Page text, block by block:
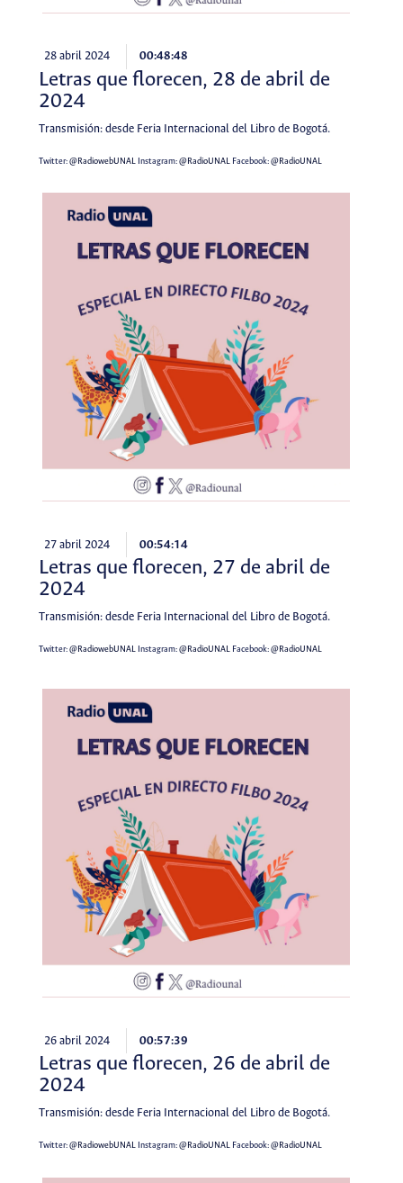
28 abril 2024 00:48:48
Letras que florecen, 28 de abril de
2024
Transmisión: desde Feria Internacional del Libro de Bogotá.
Twitter:@RadiowebUNALInstagram:@RadioUNALFacebook:@RadioUNAL
27 abril 2024 00:54:14
Letras que florecen, 27 de abril de
2024
Transmisión: desde Feria Internacional del Libro de Bogotá.
Twitter:@RadiowebUNALInstagram:@RadioUNALFacebook:@RadioUNAL
26 abril 2024 00:57:39
Letras que florecen, 26 de abril de
2024
Transmisión: desde Feria Internacional del Libro de Bogotá.
Twitter:@RadiowebUNALInstagram:@RadioUNALFacebook:@RadioUNAL